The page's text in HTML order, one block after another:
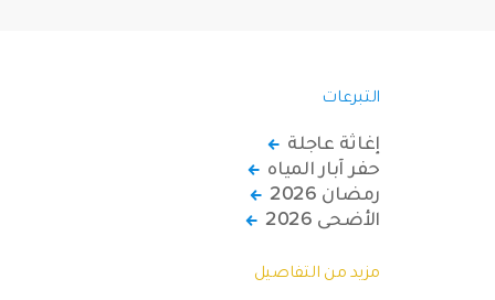
التبرعات
إغاثة عاجلة
حفر آبار المياه
رمضان 2026
الأضحى 2026
مزيد من التفاصيل